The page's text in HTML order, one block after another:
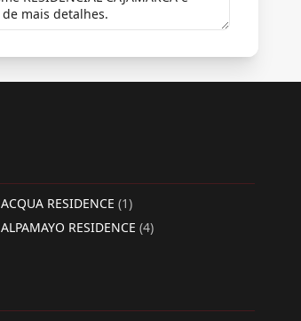
ACQUA RESIDENCE (1)
ALPAMAYO RESIDENCE (4)